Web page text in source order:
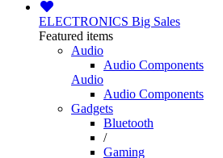
ELECTRONICS Big Sales
Featured items
Audio
Audio Components
Audio
Audio Components
Gadgets
Bluetooth
/
Gaming